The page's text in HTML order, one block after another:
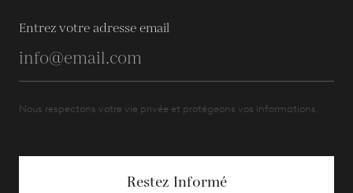
Entrez votre adresse email
Nous respectons votre vie privée et protégeons vos informations.
Restez Informé